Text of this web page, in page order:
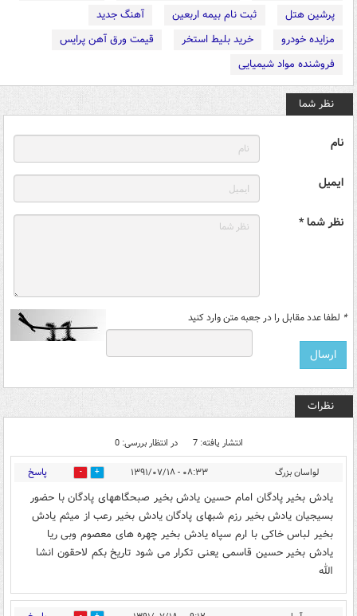
پرشین هتل
ثبت نام بیمه اربعین
آهنگ جدید
مزایده خودرو
خرید بلیط استخر
قیمت ورق آهن پرایس
فروشنده مواد شیمیایی
نظر شما
نام
ایمیل
نظر شما *
* لطفا عدد مقابل را در جعبه متن وارد کنید
نظرات
انتشار یافته: 7 در انتظار بررسی: 0
لواسان بزرگ ۰۸:۳۳ - ۱۳۹۱/۰۷/۱۸ 0 پاسخ
یادش بخیر پادگان امام حسین یادش بخیر صبحگاههای پادگان با حضور
بسیجیان یادش بخیر رزم شبهای پادگان یادش بخیر رعب از میثم یادش
بخیر لباس خاکی با ارم سپاه یادش بخیر چهره های معصوم وبی ریا
یادش بخیر حسین قاسمی یعنی تکرار می شود تاریخ بکم لاحقون انشا
الله